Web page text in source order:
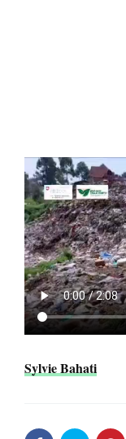
Sylvie Bahati